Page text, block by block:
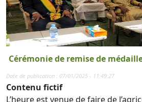
Cérémonie de remise de
Date de publication : 07/01/2025 - 11:49:27
Contenu fictif
L’heure est venue de faire de